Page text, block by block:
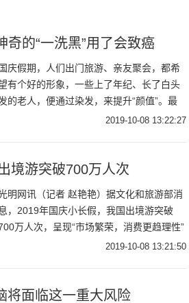
奇的“一洗黑”用了会致癌
国庆假期，人们出门旅游、亲友聚会，都希
有个好的形象，一些上了年纪、长了白头
的老人，便通过染发，来提升“颜值”。最
近，出现了一种所谓“一洗黑”产品，宣称只
2019-10-08 13:22:27
境游突破700万人次
明网讯（记者 赵艳艳）据文化和旅游部消
，2019年国庆小长假，我国出境游突破
万人次，呈现“市场繁荣，消费更趋理性”
的特点。图为游客在意大利比萨斜塔前牌照
2019-10-08 13:21:50
将面临这一重大风险